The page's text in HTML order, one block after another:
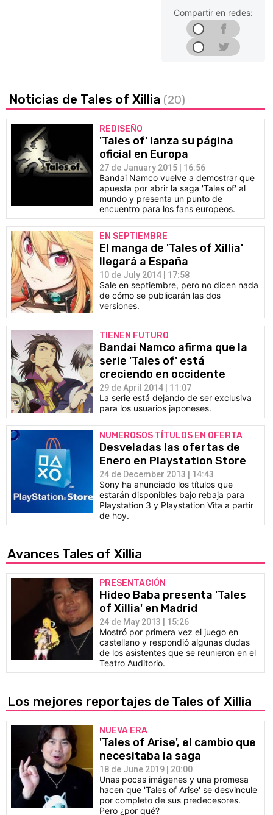
Compartir en redes:
Noticias de Tales of Xillia (20)
REDISEÑO
'Tales of' lanza su página
oficial en Europa
27 de January 2015 | 16:56
Bandai Namco vuelve a demostrar que
apuesta por abrir la saga 'Tales of' al
mundo y presenta un punto de
encuentro para los fans europeos.
EN SEPTIEMBRE
El manga de 'Tales of Xillia'
llegará a España
10 de July 2014 | 17:58
Sale en septiembre, pero no dicen nada
de cómo se publicarán las dos
versiones.
TIENEN FUTURO
Bandai Namco afirma que la
serie 'Tales of' está
creciendo en occidente
29 de April 2014 | 11:07
La serie está dejando de ser exclusiva
para los usuarios japoneses.
NUMEROSOS TÍTULOS EN OFERTA
Desveladas las ofertas de
Enero en Playstation Store
24 de December 2013 | 14:43
Sony ha anunciado los títulos que
estarán disponibles bajo rebaja para
Playstation 3 y Playstation Vita a partir
de hoy.
Avances Tales of Xillia
PRESENTACIÓN
Hideo Baba presenta 'Tales
of Xillia' en Madrid
24 de May 2013 | 15:26
Mostró por primera vez el juego en
castellano y respondió algunas dudas
de los asistentes que se reunieron en el
Teatro Auditorio.
Los mejores reportajes de Tales of Xillia
NUEVA ERA
'Tales of Arise', el cambio que
necesitaba la saga
18 de June 2019 | 20:00
Unas pocas imágenes y una promesa
hacen que 'Tales of Arise' se desvincule
por completo de sus predecesores.
Pero ¿por qué?